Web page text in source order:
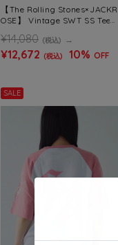
【The Rolling Stones×JACKR
OSE】 Vintage SWT SS Tee
¥14,080 (税込)
¥12,672 (税込) 10% OFF
SALE